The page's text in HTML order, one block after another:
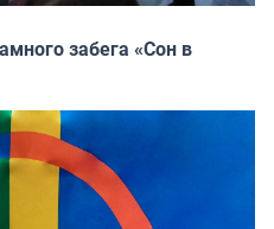
забега «Сон в